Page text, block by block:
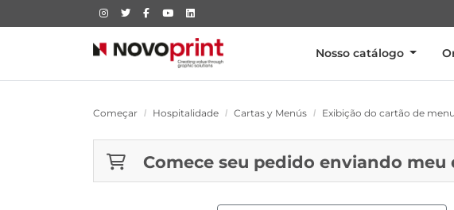
Nosso catálogo
Começar Hospitalidade Cartas y Menús Exibição do cartão de menu
Comece seu pedido enviando meu